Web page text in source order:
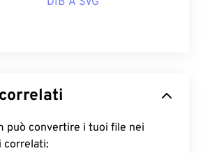
può convertire i tuoi file nei
correlati: